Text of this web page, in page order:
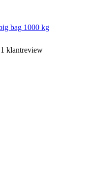
bag 1000 kg
klantreview